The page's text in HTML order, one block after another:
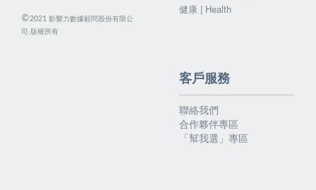
©2021 影響力數據顧問股份有限公
司.版權所有
健康 | Health
客戶服務
聯絡我們
合作夥伴專區
「幫我選」專區